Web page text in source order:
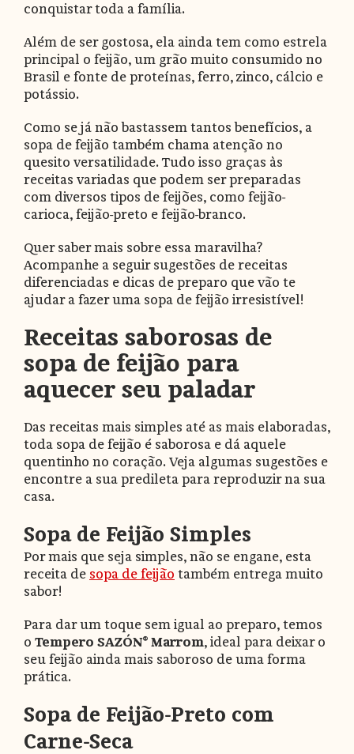
conquistar toda a família.
Além de ser gostosa, ela ainda tem como estrela
principal o feijão, um grão muito consumido no
Brasil e fonte de proteínas, ferro, zinco, cálcio e
potássio.
Como se já não bastassem tantos benefícios, a
sopa de feijão também chama atenção no
quesito versatilidade. Tudo isso graças às
receitas variadas que podem ser preparadas
com diversos tipos de feijões, como feijão-
carioca, feijão-preto e feijão-branco.
Quer saber mais sobre essa maravilha?
Acompanhe a seguir sugestões de receitas
diferenciadas e dicas de preparo que vão te
ajudar a fazer uma sopa de feijão irresistível!
Receitas saborosas de
sopa de feijão para
aquecer seu paladar
Das receitas mais simples até as mais elaboradas,
toda sopa de feijão é saborosa e dá aquele
quentinho no coração. Veja algumas sugestões e
encontre a sua predileta para reproduzir na sua
casa.
Sopa de Feijão Simples
Por mais que seja simples, não se engane, esta
receita de sopa de feijão também entrega muito
sabor!
Para dar um toque sem igual ao preparo, temos
o Tempero SAZÓN® Marrom, ideal para deixar o
seu feijão ainda mais saboroso de uma forma
prática.
Sopa de Feijão-Preto com
Carne-Seca